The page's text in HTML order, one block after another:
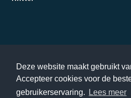
Deze website maakt gebruikt
Accepteer cookies voor de
gebruikerservaring.
Lees meer